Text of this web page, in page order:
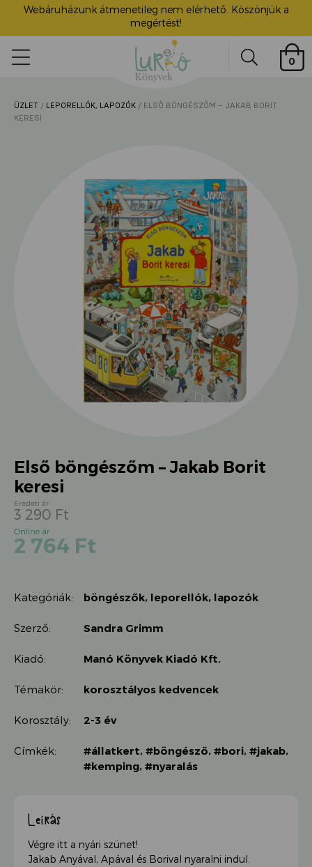
Webáruházunk átmenetileg nem elérhető. Köszönjük a
megértést!
Lurkó
Könyvek
ÜZLET / LEPORELLÓK, LAPOZÓK / ELSŐ BÖNGÉSZŐM – JAKAB BORIT
KERESI
Első böngészőm – Jakab Borit
keresi
3 290 Ft
price
was:
2 764 Ft
764 Ft.
Kategóriák: böngészők, leporellók, lapozók
Szerző: Sandra Grimm
Kiadó: Manó Könyvek Kiadó Kft.
Témakör: korosztályos kedvencek
Korosztály: 2-3 év
Címkék: #állatkert, #böngésző, #bori, #jakab,
#kemping, #nyaralás
Leírás
Végre itt a nyári szünet!
Jakab Anyával, Apával és Borival nyaralni indul.
0